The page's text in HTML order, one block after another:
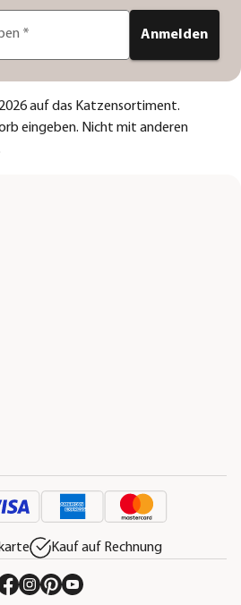
* Anmelden
auf das Katzensortiment.
eingeben. Nicht mit anderen
Kauf auf Rechnung